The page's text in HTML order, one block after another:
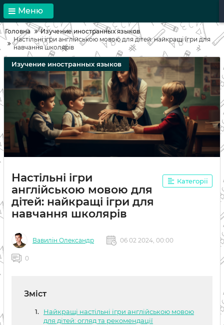
Меню
Головна
Изучение иностранных языков
Настільні ігри англійською мовою для дітей: найкращі ігри для
навчання школярів
Изучение иностранных языков
Настільні ігри
англійською мовою для
дітей: найкращі ігри для
навчання школярів
Категорії
Вавилін Олександр 06 02 2024, 00:00
0
Зміст
Найкращі настільні ігри англійською мовою
для дітей: огляд та рекомендації